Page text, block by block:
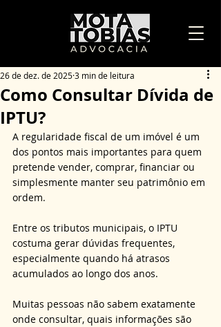
Como Consultar Dívida de
IPTU?
26 de dez. de 20253 min de leitura
A regularidade fiscal de um imóvel é um
dos pontos mais importantes para quem
pretende vender, comprar, financiar ou
simplesmente manter seu patrimônio em
ordem.
Entre os tributos municipais, o IPTU
costuma gerar dúvidas frequentes,
especialmente quando há atrasos
acumulados ao longo dos anos.
Muitas pessoas não sabem exatamente
onde consultar, quais informações são